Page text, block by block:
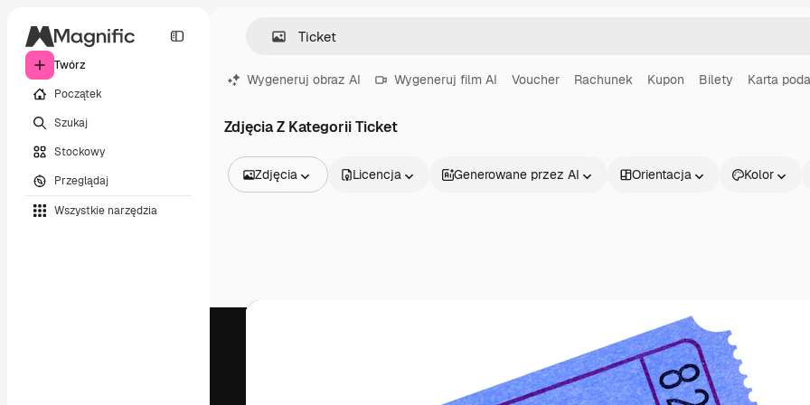
Twórz
Początek
Szukaj
Stockowy
Przeglądaj
Wszystkie narzędzia
Wygeneruj obraz AI Wygeneruj film AI Voucher Rachunek Kupon Bilety Karta
Zdjęcia Z Kategorii Ticket
Zdjęcia
Filmy
Licencja Generowane przez AI Orientacja Kolor
Produkty Zacznij